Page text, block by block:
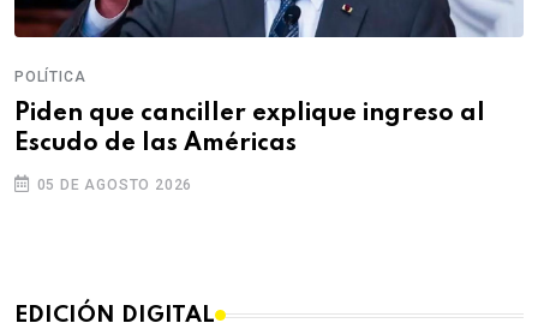
POLÍTICA
Piden que canciller explique ingreso al
Escudo de las Américas
05 DE AGOSTO 2026
EDICIÓN DIGITAL